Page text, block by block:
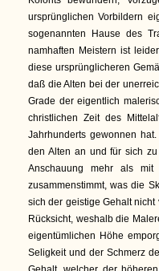
ursprünglichen Vorbildern
sogenannten Hause des
namhaften Meistern ist
diese ursprünglicheren
daß die Alten bei der
Grade der eigentlich
christlichen Zeit des
Jahrhunderts gewonnen
den Alten an und für sich
Anschauung mehr als
zusammenstimmt, was die
sich der geistige Gehalt
Rücksicht, weshalb die
eigentümlichen Höhe
Seligkeit und der Schmerz